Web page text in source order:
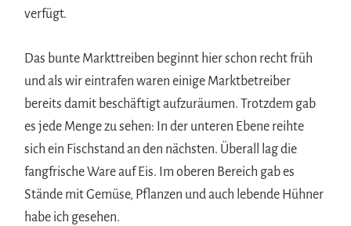
verfügt.
Das bunte Markttreiben beginnt hier schon recht früh
und als wir eintrafen waren einige Marktbetreiber
bereits damit beschäftigt aufzuräumen. Trotzdem gab
es jede Menge zu sehen: In der unteren Ebene reihte
sich ein Fischstand an den nächsten. Überall lag die
fangfrische Ware auf Eis. Im oberen Bereich gab es
Stände mit Gemüse, Pflanzen und auch lebende Hühner
habe ich gesehen.